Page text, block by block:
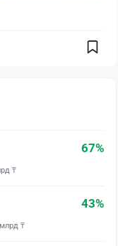
67%
₸
43%
₸